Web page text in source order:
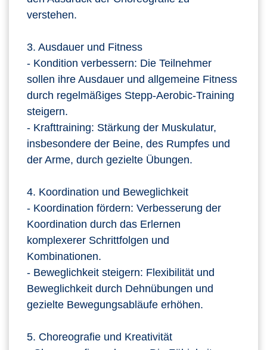
verstehen.
3. Ausdauer und Fitness
- Kondition verbessern: Die Teilnehmer
sollen ihre Ausdauer und allgemeine Fitness
durch regelmäßiges Stepp-Aerobic-Training
steigern.
- Krafttraining: Stärkung der Muskulatur,
insbesondere der Beine, des Rumpfes und
der Arme, durch gezielte Übungen.
4. Koordination und Beweglichkeit
- Koordination fördern: Verbesserung der
Koordination durch das Erlernen
komplexerer Schrittfolgen und
Kombinationen.
- Beweglichkeit steigern: Flexibilität und
Beweglichkeit durch Dehnübungen und
gezielte Bewegungsabläufe erhöhen.
5. Choreografie und Kreativität